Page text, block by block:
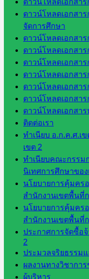
ดาวน์โหลดเอกสา
ดาวน์โหลดเอกสา
จัดการศึกษา
ดาวน์โหลดเอกสา
ดาวน์โหลดเอกสา
ดาวน์โหลดเอกสา
ดาวน์โหลดเอกสา
ดาวน์โหลดเอกสา
ดาวน์โหลดเอกสา
ดาวน์โหลดเอกสา
ติดต่อเรา
ทำเนียบ อ.ก.ค.ศ.เ
เขต 2
ทำเนียบคณะกรรม
นิเทศการศึกษาขอ
นโยบายการคุ้มคร
สำนักงานเขตพื้นที่
นโยบายการคุ้มคร
สำนักงานเขตพื้นที่
ประกาศการจัดซื้อ
2
ประมวลจริยธรรม
ผลงานทางวิชากา
ผู้บริหาร
กลุ่ม
บริหาร
งาน
บุคคล
กลุ่ม
พัฒนาครู
และบุ
คลากรฯ
กลุ่มนิ
เทศ
ติดตาม
และประ
เมินผลฯ
เว็บไซต์
หลักสูตร
ต้าน
ทุจริต
ห้อง
นิเทศ
ศน.นิพนธ์
พรมพิไล
ห้อง